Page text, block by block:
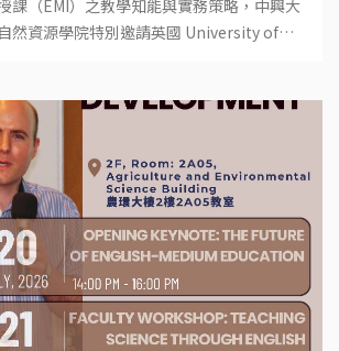
工學院EMI教師教學
課（EMI）之教學知能與實務策略，中興大
然資源學院特別邀請英國 University of